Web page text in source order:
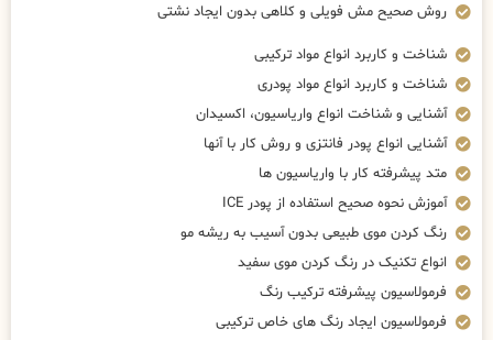
روش صحیح مش فویلی و کلاهی بدون ایجاد نشتی
شناخت و کاربرد انواع مواد ترکیبی
شناخت و کاربرد انواع مواد پودری
آشنایی و شناخت انواع واریاسیون، اکسیدان
آشنایی انواع پودر فانتزی و روش کار با آنها
متد پیشرفته کار با واریاسیون ها
آموزش نحوه صحیح استفاده از پودر ICE
رنگ کردن موی طبیعی بدون آسیب به ریشه مو
انواع تکنیک در رنگ کردن موی سفید
فرمولاسیون پیشرفته ترکیب رنگ
فرمولاسیون ایجاد رنگ های خاص ترکیبی